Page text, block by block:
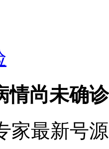
情尚未确
家最新号